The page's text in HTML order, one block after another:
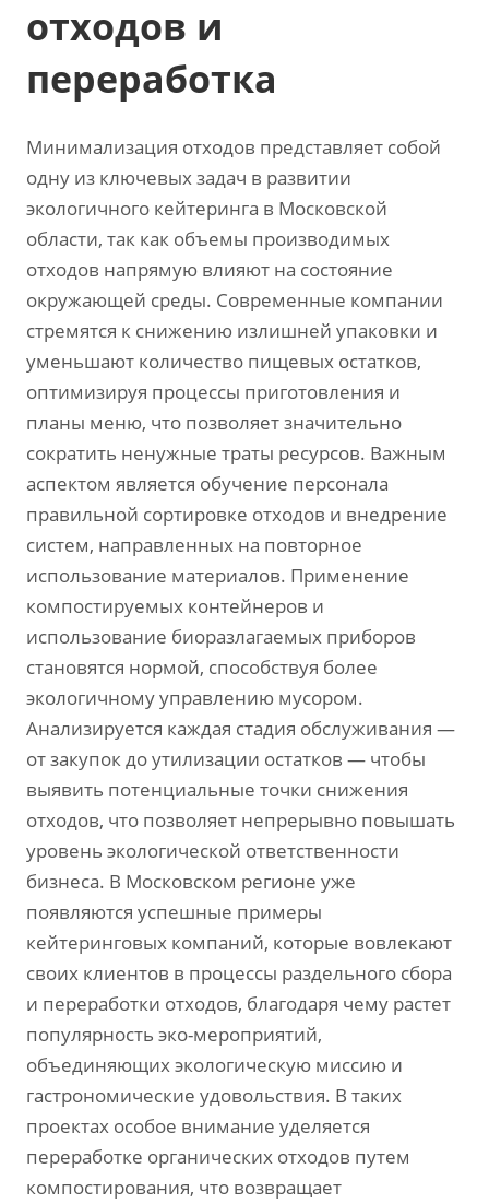
отходов и
переработка
Минимализация отходов представляет собой
одну из ключевых задач в развитии
экологичного кейтеринга в Московской
области, так как объемы производимых
отходов напрямую влияют на состояние
окружающей среды. Современные компании
стремятся к снижению излишней упаковки и
уменьшают количество пищевых остатков,
оптимизируя процессы приготовления и
планы меню, что позволяет значительно
сократить ненужные траты ресурсов. Важным
аспектом является обучение персонала
правильной сортировке отходов и внедрение
систем, направленных на повторное
использование материалов. Применение
компостируемых контейнеров и
использование биоразлагаемых приборов
становятся нормой, способствуя более
экологичному управлению мусором.
Анализируется каждая стадия обслуживания —
от закупок до утилизации остатков — чтобы
выявить потенциальные точки снижения
отходов, что позволяет непрерывно повышать
уровень экологической ответственности
бизнеса. В Московском регионе уже
появляются успешные примеры
кейтеринговых компаний, которые вовлекают
своих клиентов в процессы раздельного сбора
и переработки отходов, благодаря чему растет
популярность эко-мероприятий,
объединяющих экологическую миссию и
гастрономические удовольствия. В таких
проектах особое внимание уделяется
переработке органических отходов путем
компостирования, что возвращает